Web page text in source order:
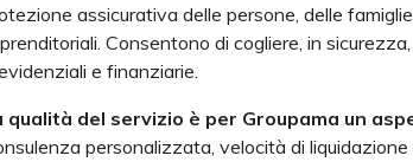
assicurativa delle persone, delle
Consentono di cogliere, in
e finanziarie.
qualità del servizio è per Groupama un
personalizzata, velocità di